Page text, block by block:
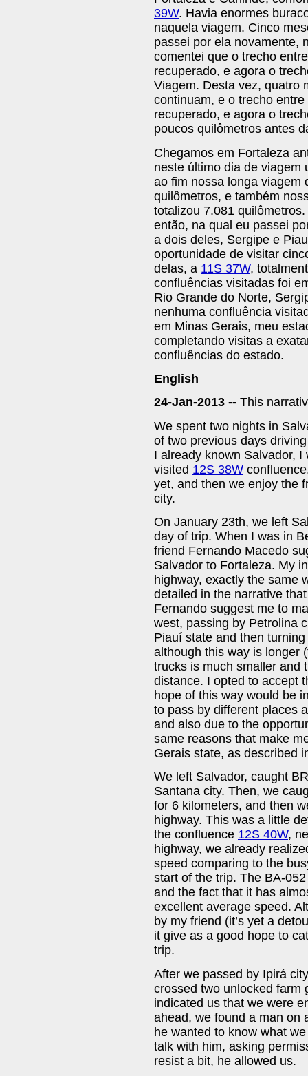
39W. Havia enormes
naquela viagem. Cinco
passei por ela novamente,
comentei que o trecho
recuperado, e agora o
Viagem. Desta vez, quatro
continuam, e o trecho
recuperado, e agora o
poucos quilômetros antes
Chegamos em Fortaleza
neste último dia de viagem
ao fim nossa longa viagem
quilômetros, e também
totalizou 7.081
então, na qual eu passei
a dois deles, Sergipe e
oportunidade de visitar
delas, a 11S 37W,
confluências visitadas foi
Rio Grande do Norte,
nenhuma confluência
em Minas Gerais, meu
completando visitas a
confluências do estado.
English
24-Jan-2013 -- This
We spent two nights in
of two previous days
I already known Salvador,
visited 12S 38W
yet, and then we enjoy the
city.
On January 23th, we left
day of trip. When I was in
friend Fernando Macedo
Salvador to Fortaleza. My
highway, exactly the same
detailed in the narrative
Fernando suggest me to
west, passing by Petrolina
Piauí state and then
although this way is longer
trucks is much smaller and
distance. I opted to accept
hope of this way would be
to pass by different places
and also due to the
same reasons that make
Gerais state, as described
We left Salvador, caught
Santana city. Then, we
for 6 kilometers, and then
highway. This was a little
the confluence 12S 40W,
highway, we already
speed comparing to the
start of the trip. The BA-
and the fact that it has
excellent average speed.
by my friend (it’s yet a
it give as a good hope to
trip.
After we passed by Ipirá
crossed two unlocked farm
indicated us that we were
ahead, we found a man on
he wanted to know what
talk with him, asking
resist a bit, he allowed us.